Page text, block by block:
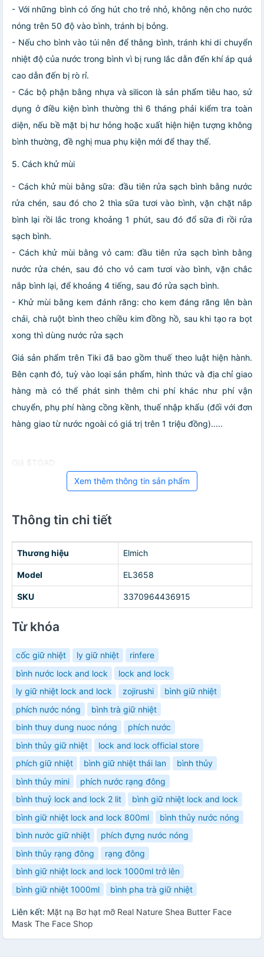
- Với những bình có ống hút cho trẻ nhỏ, không nên cho nước
nóng trên 50 độ vào bình, tránh bị bỏng.
- Nếu cho bình vào túi nên để thằng bình, tránh khi di chuyển
nhiệt độ của nước trong bình vì bị rung lắc dẫn đến khí áp quá
cao dẫn đến bị rò rỉ.
- Các bộ phận bằng nhựa và silicon là sản phẩm tiêu hao, sử
dụng ở điều kiện bình thường thì 6 tháng phải kiểm tra toàn
diện, nếu bề mặt bị hư hỏng hoặc xuất hiện hiện tượng không
bình thường, đề nghị mua phụ kiện mới để thay thế.
5. Cách khử mùi
- Cách khử mùi bằng sữa: đầu tiên rửa sạch bình bằng nước
rửa chén, sau đó cho 2 thìa sữa tươi vào bình, vặn chặt nắp
bình lại rồi lắc trong khoảng 1 phút, sau đó đổ sữa đi rồi rửa
sạch bình.
- Cách khử mùi bằng vỏ cam: đầu tiên rửa sạch bình bằng
nước rửa chén, sau đó cho vỏ cam tươi vào bình, vặn chắc
nắp bình lại, để khoảng 4 tiếng, sau đó rửa sạch bình.
- Khử mùi bằng kem đánh răng: cho kem đáng răng lên bàn
chải, chà ruột bình theo chiều kim đồng hồ, sau khi tạo ra bọt
xong thì dùng nước rửa sạch
Giá sản phẩm trên Tiki đã bao gồm thuế theo luật hiện hành.
Bên cạnh đó, tuỳ vào loại sản phẩm, hình thức và địa chỉ giao
hàng mà có thể phát sinh thêm chi phí khác như phí vận
chuyển, phụ phí hàng cồng kềnh, thuế nhập khẩu (đối với đơn
hàng giao từ nước ngoài có giá trị trên 1 triệu đồng).....
Giá $TOAD
Xem thêm thông tin sản phẩm
Thông tin chi tiết
Thương hiệu Elmich
Model EL3658
SKU 3370964436915
Từ khóa
cốc giữ nhiệt ly giữ nhiệt
rinfere
bình nước lock and lock
lock and lock
ly giữ nhiệt lock and lock
zojirushi
bình giữ nhiệt
phích nước nóng
bình trà giữ nhiệt
binh thuy dung nuoc nóng
phích nước
bình thủy giữ nhiệt
lock and lock official store
phích giữ nhiệt
bình giữ nhiệt thái lan
bình thủy
bình thủy mini
phích nước rạng đông
bình thuỷ lock and lock 2 lit
bình giữ nhiệt lock and lock
bình giữ nhiệt lock and lock 800ml
bình thủy nước nóng
bình nước giữ nhiệt
phích đựng nước nóng
bình thủy rạng đông
rạng đông
bình giữ nhiệt lock and lock 1000ml trở lên
bình giữ nhiệt 1000ml
bình pha trà giữ nhiệt
Liên kết: Mặt nạ Bơ hạt mỡ Real Nature Shea Butter Face
Mask The Face Shop